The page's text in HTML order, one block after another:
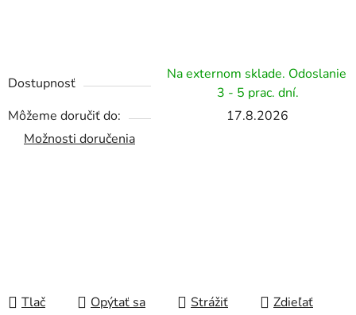
Dostupnosť
Na externom sklade. Odoslanie
3 - 5 prac. dní.
Môžeme doručiť do:
17.8.2026
Možnosti doručenia
Tlač Opýtať sa Strážiť Zdieľať